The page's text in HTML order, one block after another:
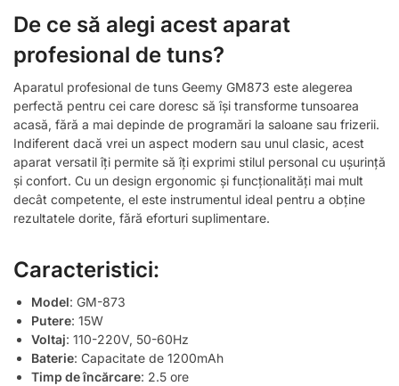
De ce să alegi acest aparat
profesional de tuns?
Aparatul profesional de tuns Geemy GM873 este alegerea
perfectă pentru cei care doresc să își transforme tunsoarea
acasă, fără a mai depinde de programări la saloane sau frizerii.
Indiferent dacă vrei un aspect modern sau unul clasic, acest
aparat versatil îți permite să îți exprimi stilul personal cu ușurință
și confort. Cu un design ergonomic și funcționalități mai mult
decât competente, el este instrumentul ideal pentru a obține
rezultatele dorite, fără eforturi suplimentare.
Caracteristici:
Model: GM-873
Putere: 15W
Voltaj: 110-220V, 50-60Hz
Baterie: Capacitate de 1200mAh
Timp de încărcare: 2.5 ore